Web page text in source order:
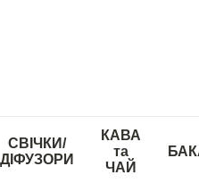
СВІЧКИ/
ДІФУЗОРИ
КАВА
та
ЧАЙ